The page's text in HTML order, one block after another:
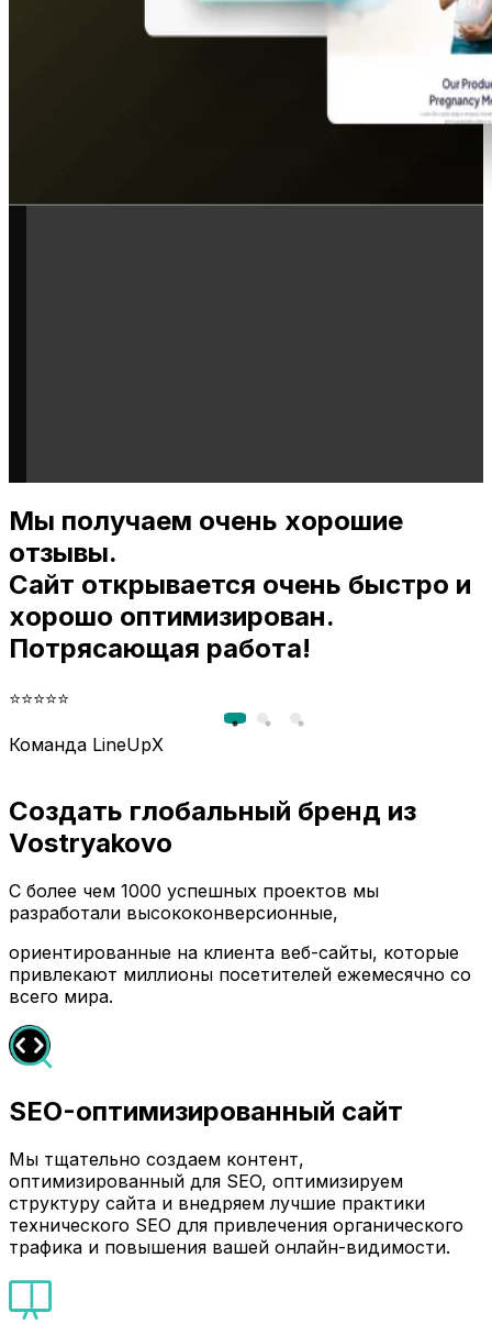
Мы получаем очень хорошие
отзывы.
Сайт открывается очень быстро и
хорошо оптимизирован.
Потрясающая работа!
⭐⭐⭐⭐⭐
Команда LineUpX
Создать глобальный бренд из
Vostryakovo
С более чем 1000 успешных проектов мы
разработали высококонверсионные,
ориентированные на клиента веб-сайты, которые
привлекают миллионы посетителей ежемесячно со
всего мира.
SEO-оптимизированный сайт
Мы тщательно создаем контент,
оптимизированный для SEO, оптимизируем
структуру сайта и внедряем лучшие практики
технического SEO для привлечения органического
трафика и повышения вашей онлайн-видимости.